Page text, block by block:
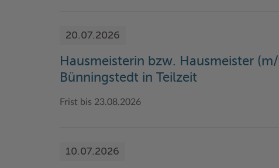
20.07.2026
Hausmeisterin bzw. Hausmeister
Bünningstedt in Teilzeit
Frist bis 23.08.2026
10.07.2026